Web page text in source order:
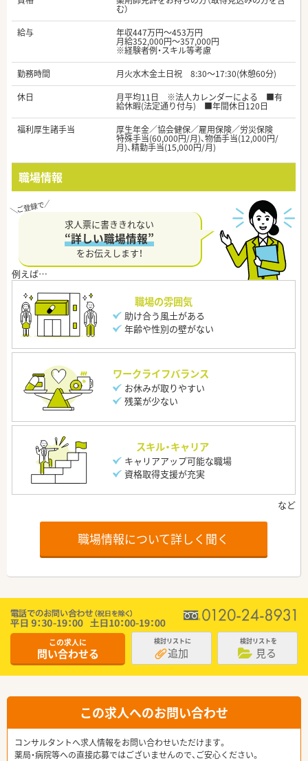
む）
給与
年収447万円～453万円
月給352,000円～357,000円
※経験者例・スキル等考慮
勤務時間
月火水木金土日祝 8:30～17:30(休憩60分)
休日
月平均11日 ※法人カレンダーによる ■有
給休暇(法定通り付与) ■年間休日120日
福利厚生諸手当
厚生年金／協会健保／雇用保険／労災保険
特殊手当(60,000円/月)、物価手当(12,000円/
月)、精勤手当(15,000円/月)
職場情報
求人票に書ききれない
“詳しい職場情報”
をお伝えします！
職場の雰囲気
助け合う風土がある
年齢や性別の壁がない
ワークライフバランス
お休みが取りやすい
残業が少ない
スキル・キャリア
キャリアアップ可能な職場
資格取得支援が充実
職場情報について詳しく聞く
この求人に
問い合わせる
検討リストに
追加
検討リストを
見る
この求人へのお問い合わせ
コンサルタントへ求人情報をお問い合わせいただけます。
薬局・病院等への直接応募ではございませんので、ご安心ください。